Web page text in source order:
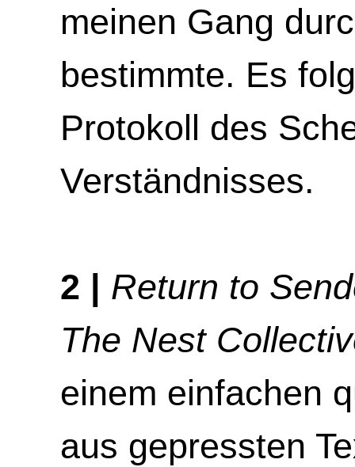
meinen Gang
bestimmte. Es
Protokoll des
Verständnisses.
2 | Return to
The Nest
einem einfachen
aus gepressten